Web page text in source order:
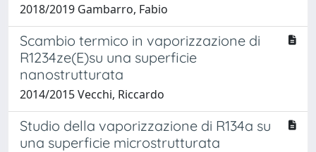
2018/2019 Gambarro, Fabio
Scambio termico in vaporizzazione di
R1234ze(E)su una superficie
nanostrutturata
2014/2015 Vecchi, Riccardo
Studio della vaporizzazione di R134a su
una superficie microstrutturata